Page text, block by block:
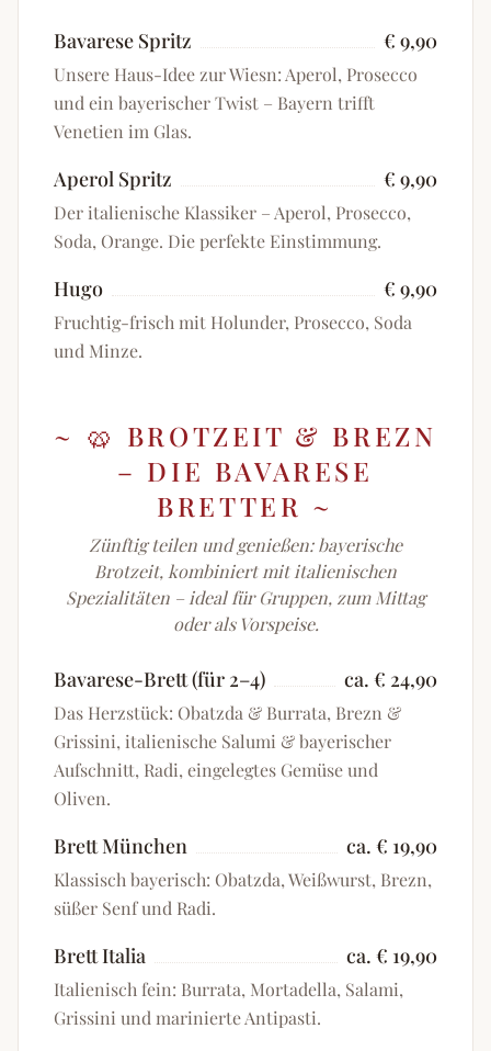
Bavarese Spritz € 9,90
Unsere Haus-Idee zur Wiesn: Aperol, Prosecco
und ein bayerischer Twist – Bayern trifft
Venetien im Glas.
Aperol Spritz € 9,90
Der italienische Klassiker – Aperol, Prosecco,
Soda, Orange. Die perfekte Einstimmung.
Hugo € 9,90
Fruchtig-frisch mit Holunder, Prosecco, Soda
und Minze.
~ 🥨 BROTZEIT & BREZN
– DIE BAVARESE
BRETTER ~
Zünftig teilen und genießen: bayerische
Brotzeit, kombiniert mit italienischen
Spezialitäten – ideal für Gruppen, zum Mittag
oder als Vorspeise.
Bavarese-Brett (für 2–4) ca. € 24,90
Das Herzstück: Obatzda & Burrata, Brezn &
Grissini, italienische Salumi & bayerischer
Aufschnitt, Radi, eingelegtes Gemüse und
Oliven.
Brett München ca. € 19,90
Klassisch bayerisch: Obatzda, Weißwurst, Brezn,
süßer Senf und Radi.
Brett Italia ca. € 19,90
Italienisch fein: Burrata, Mortadella, Salami,
Grissini und marinierte Antipasti.